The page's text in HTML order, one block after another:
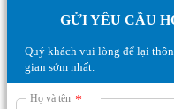
GỬI YÊU CẦU
Quý khách vui lòng để lại
gian sớm nhất.
Họ và tên *